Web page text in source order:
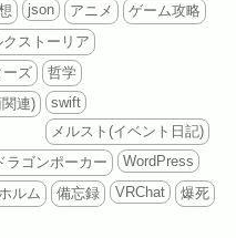
json アニメ
ゲーム攻略
クストーリア
ーズ
哲学
連)
swift
メルスト(イベント日記)
ラゴンポーカー
WordPress
ルム 備忘録 VRChat
爆死